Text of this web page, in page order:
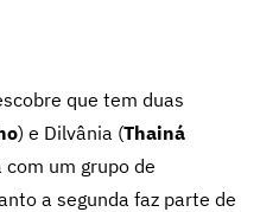
que tem duas
) e Dilvânia (Thainá
um grupo de
a segunda faz parte de